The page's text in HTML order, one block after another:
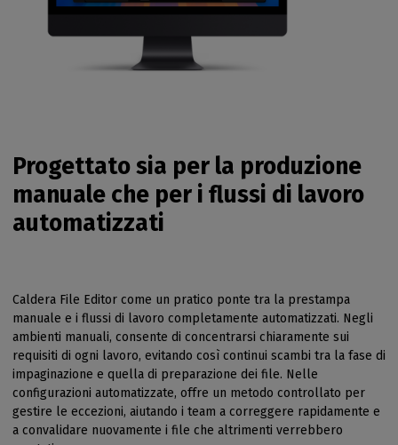
Progettato sia per la produzione
manuale che per i flussi di lavoro
automatizzati
Caldera File Editor come un pratico ponte tra la prestampa
manuale e i flussi di lavoro completamente automatizzati. Negli
ambienti manuali, consente di concentrarsi chiaramente sui
requisiti di ogni lavoro, evitando così continui scambi tra la fase di
impaginazione e quella di preparazione dei file. Nelle
configurazioni automatizzate, offre un metodo controllato per
gestire le eccezioni, aiutando i team a correggere rapidamente e
a convalidare nuovamente i file che altrimenti verrebbero